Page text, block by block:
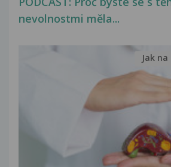
nevolnostmi měla...
Jak